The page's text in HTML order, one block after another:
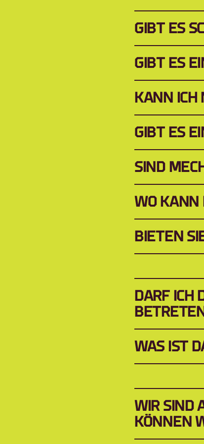
GIBT ES
GIBT ES
KANN ICH
GIBT ES
SIND
WO KANN
BIETEN
DARF ICH
WAS IST
WIR SIND
KÖNNEN